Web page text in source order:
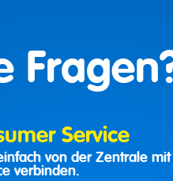
Service
von der Zentrale mit
verbinden.